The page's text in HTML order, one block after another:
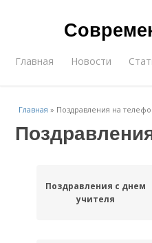
Главная Новости
Главная » Поздравления на
Поздравления с днем
учителя